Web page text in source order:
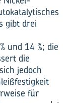
gibt drei
und 14 %; die
die
jedoch
für